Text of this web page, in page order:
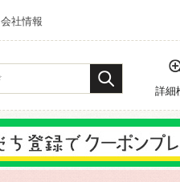
会社情報
詳細